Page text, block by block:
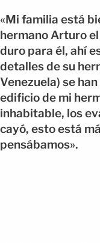
«Mi familia está
hermano Arturo
duro para él, ahí
detalles de su
Venezuela) se
edificio de mi
inhabitable, los
cayó, esto está
pensábamos».